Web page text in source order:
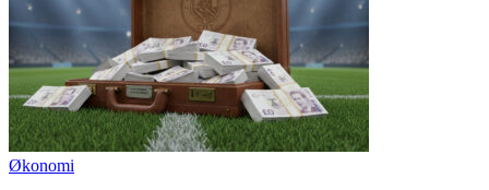
Økonomi